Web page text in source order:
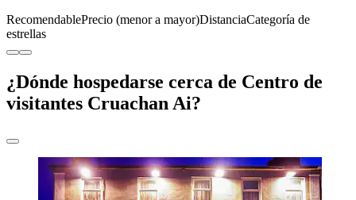
RecomendablePrecio (menor a mayor)DistanciaCategoría de
estrellas
¿Dónde hospedarse cerca de Centro de
visitantes Cruachan Ai?